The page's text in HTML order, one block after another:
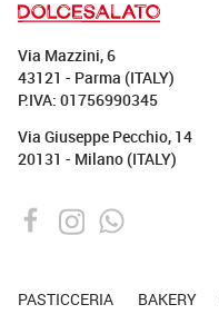
Via Mazzini, 6
43121 - Parma (ITALY)
P.IVA: 01756990345
Via Giuseppe Pecchio, 14
20131 - Milano (ITALY)
PASTICCERIA BAKERY